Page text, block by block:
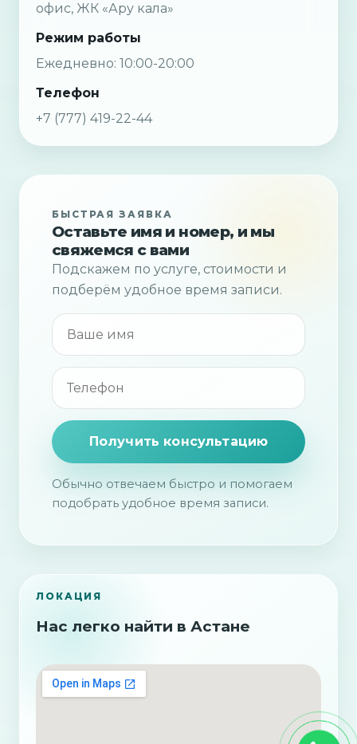
офис, ЖК «Ару кала»
Режим работы
Ежедневно: 10:00-20:00
Телефон
+7 (777) 419-22-44
БЫСТРАЯ ЗАЯВКА
Оставьте имя и номер, и мы
свяжемся с вами
Подскажем по услуге, стоимости и
подберём удобное время записи.
Получить консультацию
Обычно отвечаем быстро и помогаем
подобрать удобное время записи.
ЛОКАЦИЯ
Нас легко найти в Астане